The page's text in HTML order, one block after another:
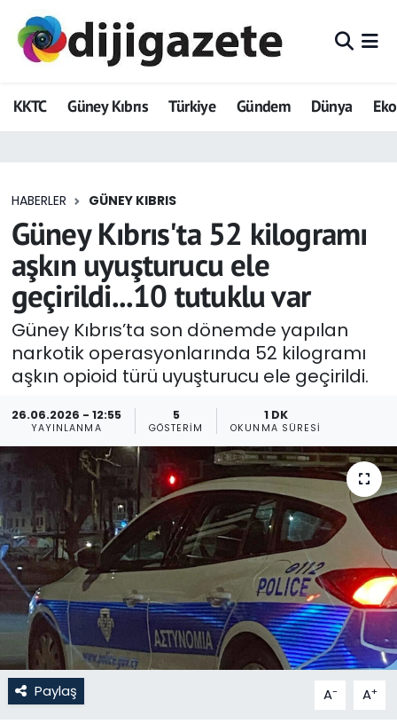
KKTC Güney Kıbrıs Türkiye Gündem Dünya
HABERLER GÜNEY KIBRIS
Güney Kıbrıs'ta 52 kilogramı
aşkın uyuşturucu ele
geçirildi...10 tutuklu var
Güney Kıbrıs’ta son dönemde yapılan
narkotik operasyonlarında 52 kilogramı
aşkın opioid türü uyuşturucu ele geçirildi.
26.06.2026 - 12:55
YAYINLANMA
5
GÖSTERIM
1 DK
OKUNMA SÜRESI
Paylaş A- A+
ADVERTORIAL
Dijigazete
Eğitim
Ekonomi
Foto Galeri
GEZİ
Güncel
Gündem
KKTC
KKTC YEREL SEÇİM 2018
Kültür Sanat
Magazin
Moda
Nöbetçi Eczaneler
Hava Durumu
Trafik Durumu
Tüm Manşetler
Son Dakika Haberleri
Haber Arşivi